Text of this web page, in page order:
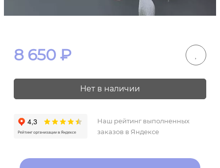
8 650 ₽
Нет в наличии
Наш рейтинг выполненных
заказов в Яндексе